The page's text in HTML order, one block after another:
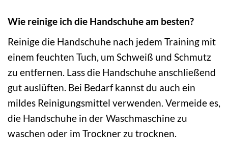
Wie reinige ich die Handschuhe am besten?
Reinige die Handschuhe nach jedem Training mit
einem feuchten Tuch, um Schweiß und Schmutz
zu entfernen. Lass die Handschuhe anschließend
gut auslüften. Bei Bedarf kannst du auch ein
mildes Reinigungsmittel verwenden. Vermeide es,
die Handschuhe in der Waschmaschine zu
waschen oder im Trockner zu trocknen.